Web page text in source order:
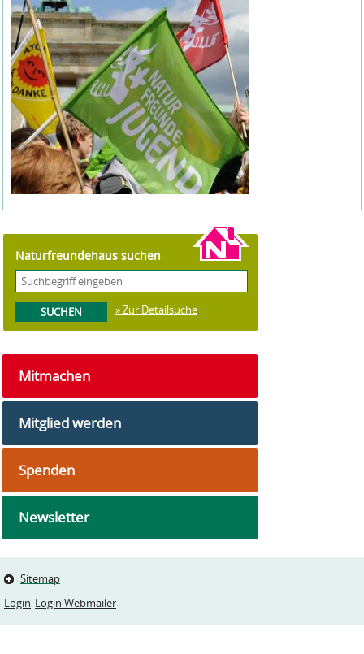
Naturfreundehaus suchen
» Zur Detailsuche
Mitmachen
Mitglied werden
Spenden
Newsletter
Sitemap
Login Login Webmailer